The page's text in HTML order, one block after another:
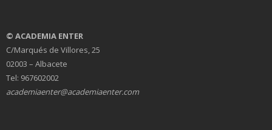
© ACADEMIA ENTER
C/Marqués de Villores, 25
02003 – Albacete
Tel: 967602002
academiaenter@academiaenter.com